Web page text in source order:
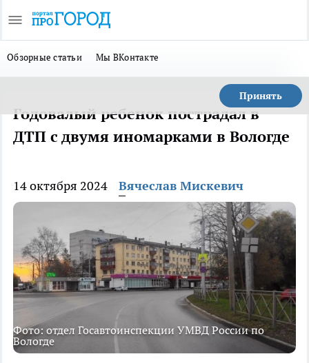
Обзорные статьи Мы ВКонтакте
Принять
Годовалый ребенок пострадал в
ДТП с двумя иномарками в Вологде
14 октября 2024 Вячеслав Мискевич
Фото: отдел Госавтоинспекции УМВД России по
Вологде